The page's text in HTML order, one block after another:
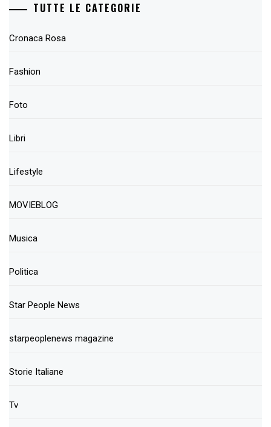
TUTTE LE CATEGORIE
Cronaca Rosa
Fashion
Foto
Libri
Lifestyle
MOVIEBLOG
Musica
Politica
Star People News
starpeoplenews magazine
Storie Italiane
Tv